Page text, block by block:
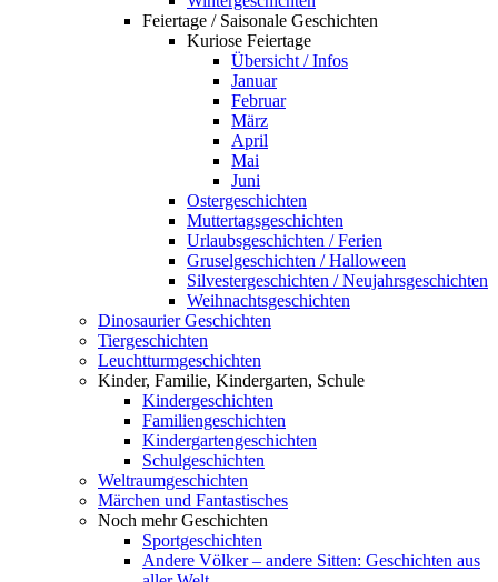
Feiertage / Saisonale Geschichten
Kuriose Feiertage
Übersicht / Infos
Januar
Februar
März
April
Mai
Juni
Ostergeschichten
Muttertagsgeschichten
Urlaubsgeschichten / Ferien
Gruselgeschichten / Halloween
Silvestergeschichten / Neujahrsgeschichten
Weihnachtsgeschichten
Dinosaurier Geschichten
Tiergeschichten
Leuchtturmgeschichten
Kinder, Familie, Kindergarten, Schule
Kindergeschichten
Familiengeschichten
Kindergartengeschichten
Schulgeschichten
Weltraumgeschichten
Märchen und Fantastisches
Noch mehr Geschichten
Sportgeschichten
Andere Völker – andere Sitten: Geschichten aus